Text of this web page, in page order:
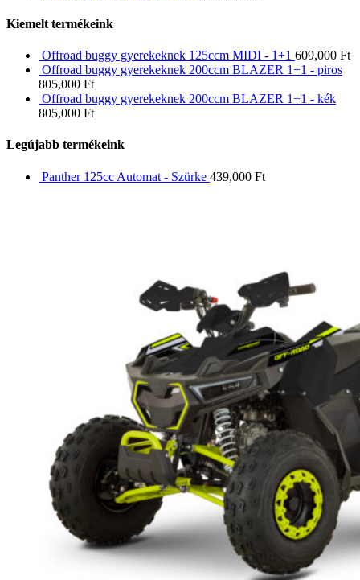
Kiemelt termékeink
Offroad buggy gyerekeknek 125ccm MIDI - 1+1 609,000 Ft
Offroad buggy gyerekeknek 200ccm BLAZER 1+1 - piros
805,000 Ft
Offroad buggy gyerekeknek 200ccm BLAZER 1+1 - kék
805,000 Ft
Legújabb termékeink
Panther 125cc Automat - Szürke 439,000 Ft